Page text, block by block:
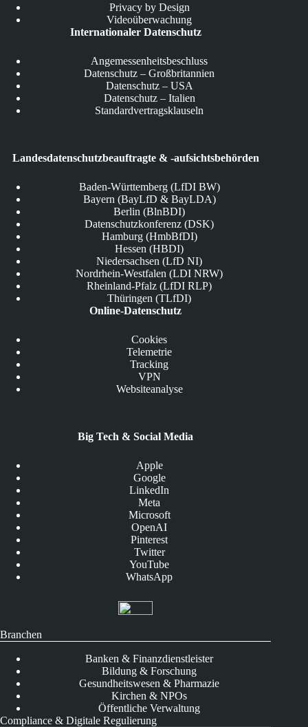
Privacy by Design
Videoüberwachung
Internationaler Datenschutz
Angemessenheitsbeschluss
Datenschutz – Großbritannien
Datenschutz – USA
Datenschutz – Italien
Standardvertragsklauseln
Landesdatenschutzbeauftragte & -aufsichtsbehörden
Baden-Württemberg (LfDI BW)
Bayern (BayLfD & BayLDA)
Berlin (BlnBDI)
Datenschutzkonferenz (DSK)
Hamburg (HmbBfDI)
Hessen (HBDI)
Niedersachsen (LfD NI)
Nordrhein-Westfalen (LDI NRW)
Rheinland-Pfalz (LfDI RLP)
Thüringen (TLfDI)
Online-Datenschutz
Cookies
Telemetrie
Tracking
VPN
Websiteanalyse
Big Tech & Social Media
Apple
Google
LinkedIn
Meta
Microsoft
OpenAI
Pinterest
Twitter
YouTube
WhatsApp
Branchen
Banken & Finanzdienstleister
Bildung & Forschung
Gesundheitswesen & Pharmazie
Kirchen & NPOs
Öffentliche Verwaltung
Compliance & Digitale Regulierung